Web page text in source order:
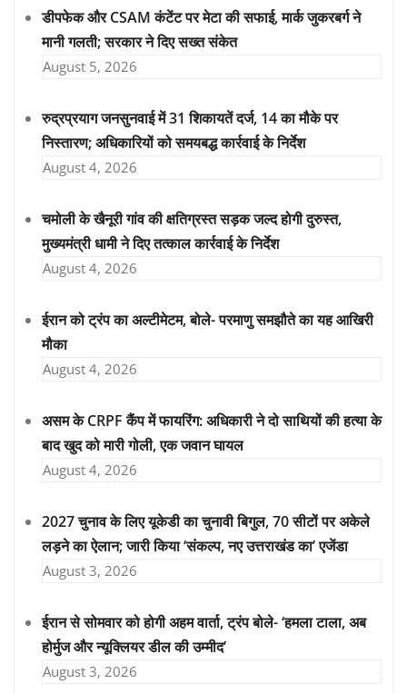
डीपफेक और CSAM कंटेंट पर मेटा की सफाई, मार्क जुकरबर्ग ने
मानी गलती; सरकार ने दिए सख्त संकेत
August 5, 2026
रुद्रप्रयाग जनसुनवाई में 31 शिकायतें दर्ज, 14 का मौके पर
निस्तारण; अधिकारियों को समयबद्ध कार्रवाई के निर्देश
August 4, 2026
चमोली के खैनूरी गांव की क्षतिग्रस्त सड़क जल्द होगी दुरुस्त,
मुख्यमंत्री धामी ने दिए तत्काल कार्रवाई के निर्देश
August 4, 2026
ईरान को ट्रंप का अल्टीमेटम, बोले- परमाणु समझौते का यह आखिरी
मौका
August 4, 2026
असम के CRPF कैंप में फायरिंग: अधिकारी ने दो साथियों की हत्या के
बाद खुद को मारी गोली, एक जवान घायल
August 4, 2026
2027 चुनाव के लिए यूकेडी का चुनावी बिगुल, 70 सीटों पर अकेले
लड़ने का ऐलान; जारी किया ‘संकल्प, नए उत्तराखंड का’ एजेंडा
August 3, 2026
ईरान से सोमवार को होगी अहम वार्ता, ट्रंप बोले- ‘हमला टाला, अब
होर्मुज और न्यूक्लियर डील की उम्मीद’
August 3, 2026